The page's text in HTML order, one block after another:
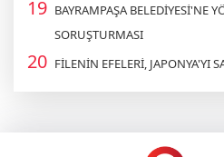
BAYRAMPAŞA BELEDİYESİ'NE
SORUŞTURMASI
FİLENİN EFELERİ, JAPONYA'YI